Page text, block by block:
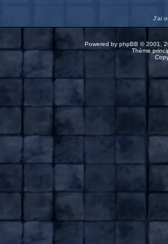
J'ai
Powered by phpBB © 2001,
Thème